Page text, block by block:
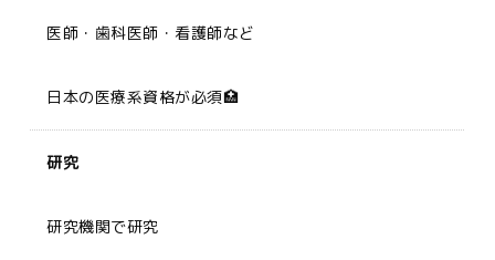
医師・歯科医師・看護師など
日本の医療系資格が必須🏥
研究
研究機関で研究